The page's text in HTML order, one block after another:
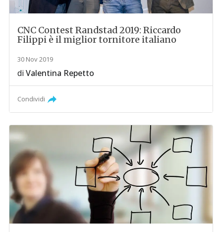
CNC Contest Randstad 2019: Riccardo
Filippi è il miglior tornitore italiano
30 Nov 2019
diValentina Repetto
Condividi